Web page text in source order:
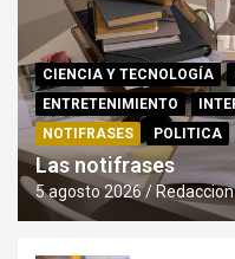
CIENCIA Y TECNOLOGÍA
ENTRETENIMIENTO
NOTIFRASES
POLITICA
Las notifrases
5 agosto 2026